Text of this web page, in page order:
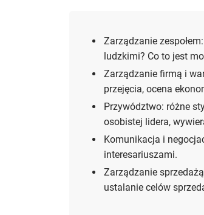
Zarządzanie
ludzkimi? Co to jest
Zarządzanie firmą i
przejęcia, ocena
Przywództwo: różne
osobistej lidera,
Komunikacja i
interesariuszami.
Zarządzanie
ustalanie celów